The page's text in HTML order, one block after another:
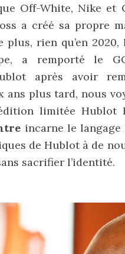
Off-White, Nike et
a créé sa propre
plus, rien qu’en
a remporté le
après avoir
ans plus tard, nous
limitée Hublot
incarne le
de Hublot à de
sacrifier l’identité.